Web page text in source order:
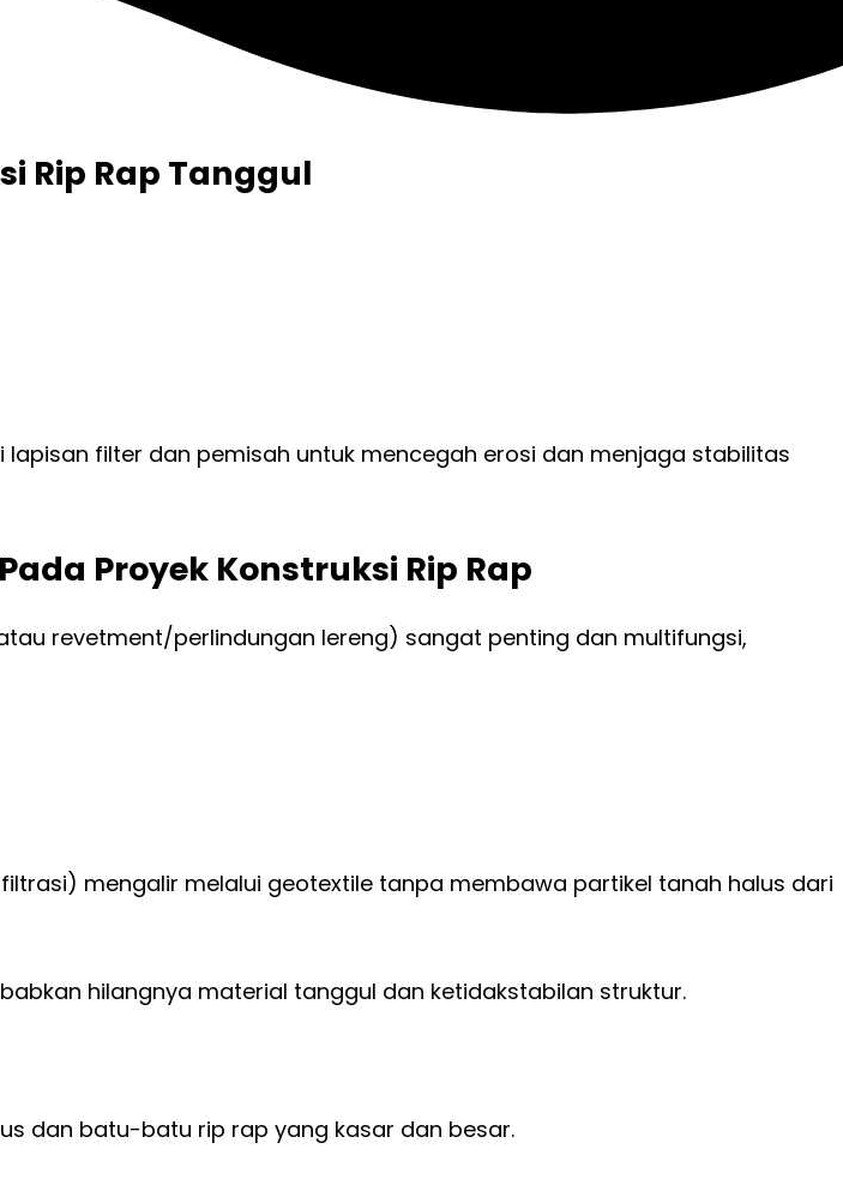
Rip Rap Tanggul
lapisan filter dan pemisah untuk mencegah erosi dan menjaga stabilitas
Proyek Konstruksi Rip Rap
revetment/perlindungan lereng) sangat penting dan multifungsi,
mengalir melalui geotextile tanpa membawa partikel tanah halus dari
hilangnya material tanggul dan ketidakstabilan struktur.
dan batu-batu rip rap yang kasar dan besar.